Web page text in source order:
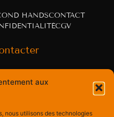
aux
nous utilisons des technologies
HANDSCONTACT
CGV
Switzerland